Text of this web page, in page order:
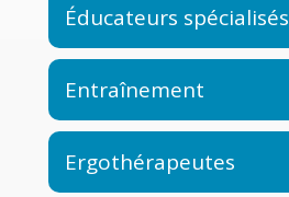
Éducateurs spécialisés
Entraînement
Ergothérapeutes